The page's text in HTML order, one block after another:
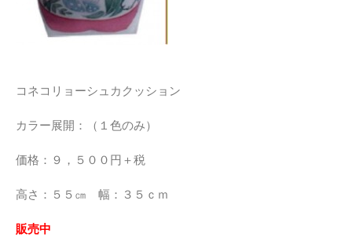
コネコリョーシュカクッション
カラー展開：（１色のみ）
価格：９，５００円＋税
高さ：５５㎝ 幅：３５ｃｍ
販売中